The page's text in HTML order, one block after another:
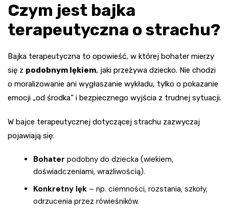
Czym jest bajka
terapeutyczna o strachu?
Bajka terapeutyczna to opowieść, w której bohater mierzy
się z podobnym lękiem, jaki przeżywa dziecko. Nie chodzi
o moralizowanie ani wygłaszanie wykładu, tylko o pokazanie
emocji „od środka” i bezpiecznego wyjścia z trudnej sytuacji.
W bajce terapeutycznej dotyczącej strachu zazwyczaj
pojawiają się:
Bohater podobny do dziecka (wiekiem,
doświadczeniami, wrażliwością).
Konkretny lęk – np. ciemności, rozstania, szkoły,
odrzucenia przez rówieśników.